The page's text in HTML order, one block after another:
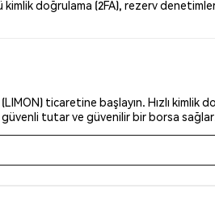
doğrulama (2FA), rezerv
ticaretine başlayın. Hızlı kimlik
güvenli tutar ve güvenilir bir borsa